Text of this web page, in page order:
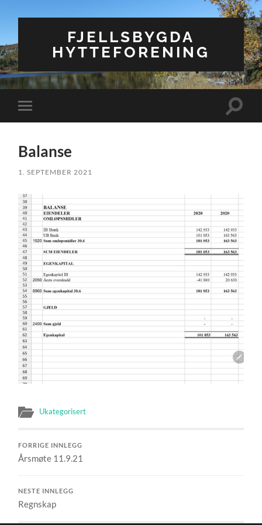
FJELLSBYGDA
HYTTEFORENING
Veksle
mobilmeny
Veksle
Balanse
1. SEPTEMBER 2021
Ukategorisert
FORRIGE INNLEGG
Årsmøte 11.9.21
NESTE INNLEGG
Regnskap